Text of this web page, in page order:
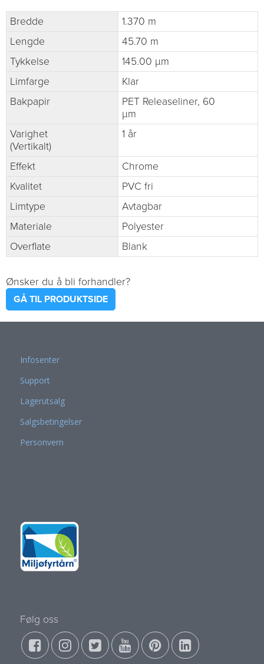
Bredde
1.370 m
Lengde
45.70 m
Tykkelse
145.00 µm
Limfarge
Klar
Bakpapir
PET Releaseliner, 60
µm
Varighet
(Vertikalt)
1 år
Effekt
Chrome
Kvalitet
PVC fri
Limtype
Avtagbar
Materiale
Polyester
Overflate
Blank
Ønsker du å bli forhandler?
GÅ TIL PRODUKTSIDE
Infosenter
Support
Lagerutsalg
Salgsbetingelser
Personvern
Følg oss